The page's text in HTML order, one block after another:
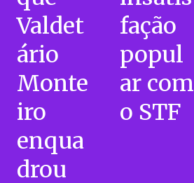
Valdet
ário
Monte
iro
enqua
drou
fação
popul
ar com
o STF